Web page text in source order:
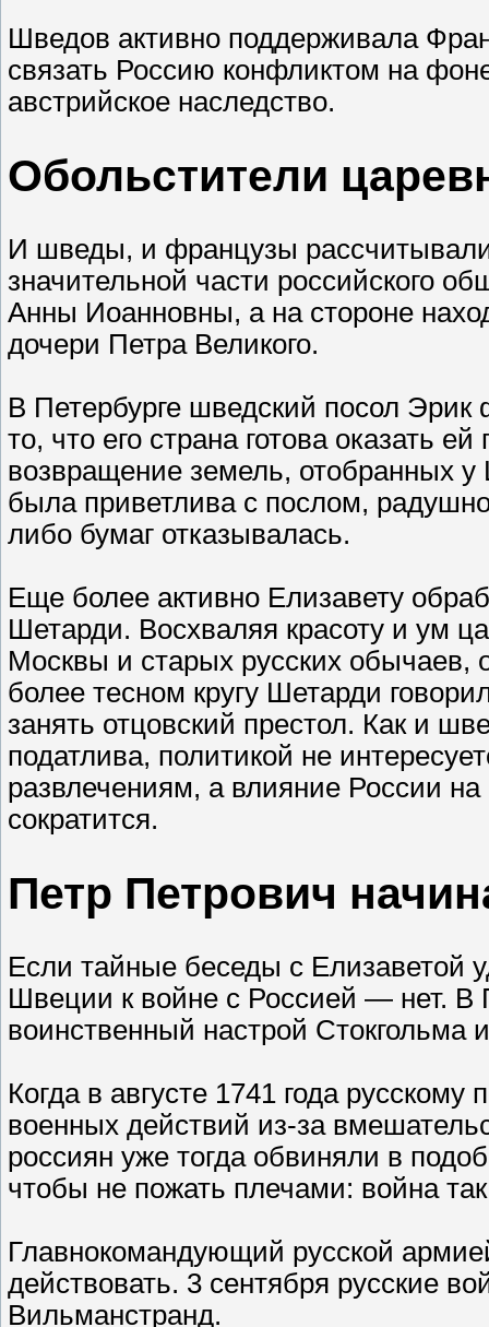
Шведов активно поддерживала
связать Россию конфликтом на
австрийское наследство.
Обольстители
И шведы, и французы
значительной части российского
Анны Иоанновны, а на стороне
дочери Петра Великого.
В Петербурге шведский посол
то, что его страна готова оказать
возвращение земель, отобранных
была приветлива с послом,
либо бумаг отказывалась.
Еще более активно Елизавету
Шетарди. Восхваляя красоту и ум
Москвы и старых русских
более тесном кругу Шетарди
занять отцовский престол. Как и
податлива, политикой не
развлечениям, а влияние России
сократится.
Петр Петрович
Если тайные беседы с Елизаветой
Швеции к войне с Россией — нет. В
воинственный настрой
Когда в августе 1741 года
военных действий из-за
россиян уже тогда обвиняли в
чтобы не пожать плечами: война
Главнокомандующий русской
действовать. 3 сентября русские
Вильманстранд.